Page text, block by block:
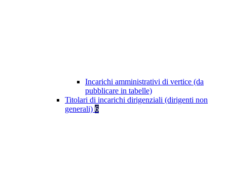
Incarichi amministrativi di vertice (da
pubblicare in tabelle)
Titolari di incarichi dirigenziali (dirigenti non
generali) 6